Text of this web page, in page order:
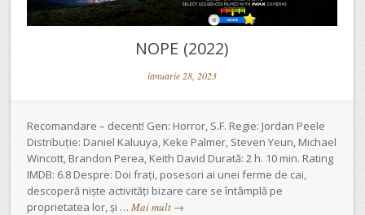
NOPE (2022)
ianuarie 28, 2023
Recomandare – decent! Gen: Horror, S.F. Regie: Jordan Peele
Distribuție: Daniel Kaluuya, Keke Palmer, Steven Yeun, Michael
Wincott, Brandon Perea, Keith David Durată: 2 h. 10 min. Rating
IMDB: 6.8 Despre: Doi frați, posesori ai unei ferme de cai,
descoperă niște activități bizare care se întâmplă pe
proprietatea lor, și … Mai mult →